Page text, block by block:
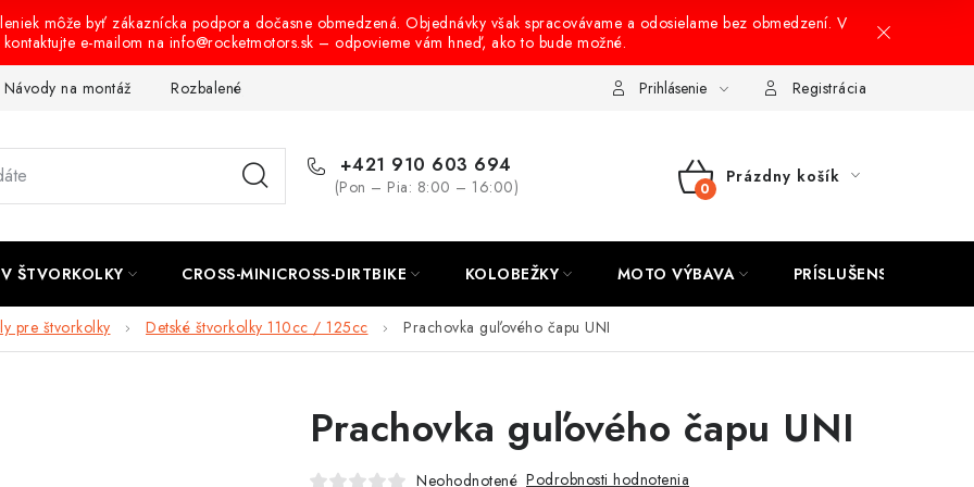
môže byť zákaznícka podpora dočasne obmedzená. Objednávky však spracovávame a odosielame bez obmedzení. V
e-mailom na info@rocketmotors.sk – odpovieme vám hneď, ako to bude možné.
Návody na montáž Rozbalené, zánovné a použité produkty Nákup na splátky Reklamácia a vrátenie
Prihlásenie Registrácia
+421 910 603 694
(Pon – Pia: 8:00 – 16:00)
NÁKUPNÝ
Prázdny košík
ŠTVORKOLKY CROSS-MINICROSS-DIRTBIKE KOLOBEŽKY MOTO VÝBAVA PRÍSLUŠENSTVO
pre štvorkolky Detské štvorkolky 110cc / 125cc Prachovka guľového čapu UNI
Prachovka guľového čapu UNI
Neohodnotené Podrobnosti hodnotenia